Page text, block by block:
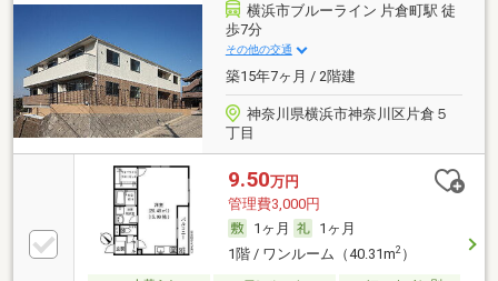
横浜市ブルーライン 片倉町駅 徒
歩7分
その他の交通
築15年7ヶ月 / 2階建
神奈川県横浜市神奈川区片倉５
丁目
9.50万円
管理費3,000円
1ヶ月
1ヶ月
1階 / ワンルーム（40.31m2）